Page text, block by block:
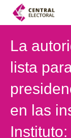
La
lista
en las